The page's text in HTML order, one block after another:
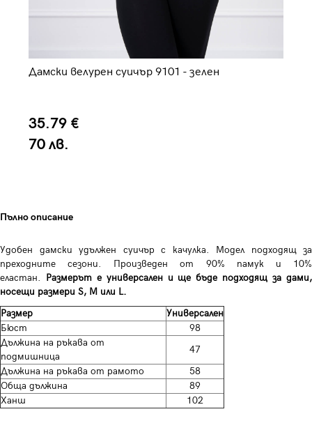
Дамски велурен суичър 9101 - зелен
35.79 €
70 лв.
Пълно описание
Удобен дамски удължен суичър с качулка. Модел подходящ за
преходните сезони. Произведен от 90% памук и 10%
еластан. Размерът е универсален и ще бъде подходящ за дами,
носещи размери S, M или L.
Размер
Универсален
Бюст
98
Дължина на ръкава от
подмишница
47
Дължина на ръкава от рамото
58
Обща дължина
89
Ханш
102